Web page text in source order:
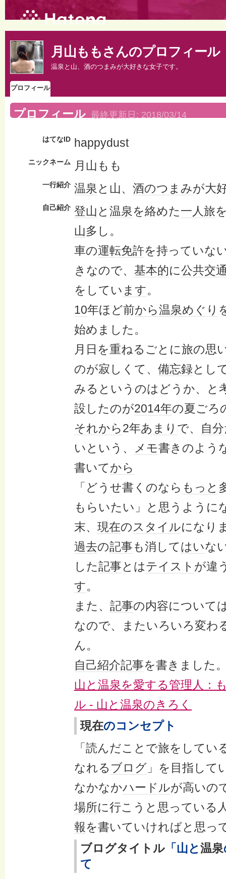
月山ももさんのプロフィール
温泉と山、酒のつまみが大好きな女子です。
プロフィール
プロフィール 最終更新日: 2018/03/14
はてなID happydust
ニックネーム 月山もも
一行紹介 温泉 と山、 酒のつまみが大
自己紹介 登山 と 温泉を絡めた一人旅
山多し。
車の運転免許を持っていな
きなので、 基本的に公共交
をしてい ます。
10年ほど前から温泉めぐり
始めました。
月日を重ねるごとに旅の思
のが寂しくて、 備忘録とし
みるというのはどうか、と
設したのが2014年の夏ごろ
それから2年あ まり で、 自分
いという、
メモ書きのよう
書いてから
「どうせ書くのなら もっと
もらいたい」と思うように
末、 現在のスタイルになり
過去の記事も消してはいな
した記事とはテイスト が違
す。
また、 記事の内容について
なので、またいろいろ変わ
ん。
自己紹介記事を書きました
山と温泉を愛する管理人：
ル - 山と温泉のきろく
現在のコンセプト
「読んだことで旅をしてい
なれる ブログ 」を目指して
なかなかハードルが高いの
場所に行こうと思っている
報を書いていければと思っ
ブログタイトル 「山と温泉
て